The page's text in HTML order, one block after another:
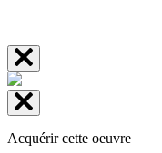
Acquérir cette oeuvre